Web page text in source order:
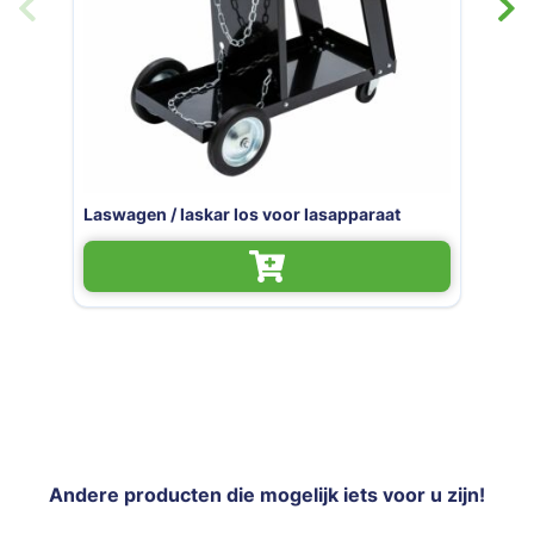
voor lasapparaat Motip lasspray -
Andere producten die mogelijk iets voor u zijn!